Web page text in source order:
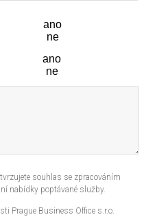
ano
ne
ano
ne
souhlas se zpracováním
nabídky poptávané služby.
Prague Business Office s.r.o.